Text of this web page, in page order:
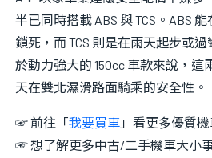
半已同時搭載 ABS 與 TCS。ABS
鎖死，而 TCS 則是在雨天起步或
於動力強大的 150cc 車款來說，這
天在雙北濕滑路面騎乘的安全性。
☞ 前往「我要買車 」看更多優質
☞ 想了解更多中古/二手機車大小